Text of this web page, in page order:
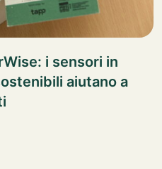
i sensori in
aiutano a